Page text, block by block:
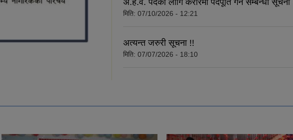
मिति: 07/10/2026 - 12:21
अत्यन्त जरुरी सूचना !!
मिति: 07/07/2026 - 18:10